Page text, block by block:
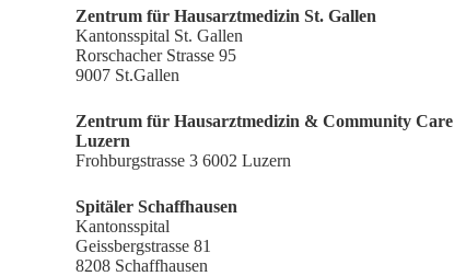
Zentrum für Hausarztmedizin St. Gallen
Kantonsspital St. Gallen
Rorschacher Strasse 95
9007 St.Gallen
Zentrum für Hausarztmedizin & Community Care
Luzern
Frohburgstrasse 3 6002 Luzern
Spitäler Schaffhausen
Kantonsspital
Geissbergstrasse 81
8208 Schaffhausen